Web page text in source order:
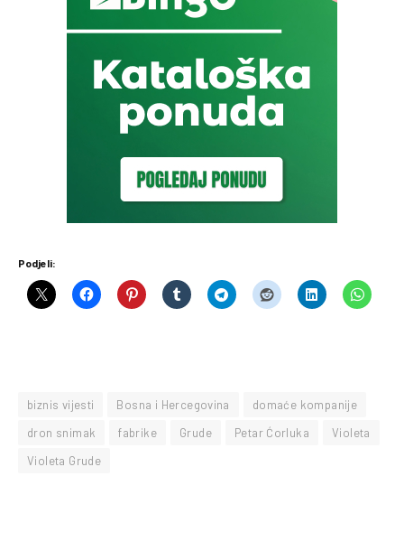
Podjeli:
biznis vijesti Bosna i Hercegovina
domaće kompanije
dron snimak
fabrike Grude Petar Ćorluka
Violeta
Violeta Grude